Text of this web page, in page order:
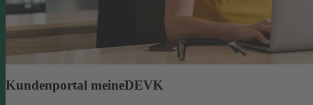
Kundenportal meineDEVK